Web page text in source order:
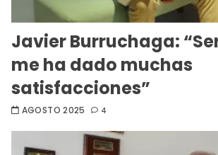
Javier Burruchaga:
me ha dado muchas
satisfacciones”
AGOSTO 2025 4